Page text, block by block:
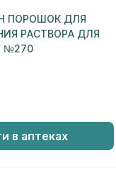
ПОРОШОК ДЛЯ
РАСТВОРА ДЛЯ
№270
в аптеках